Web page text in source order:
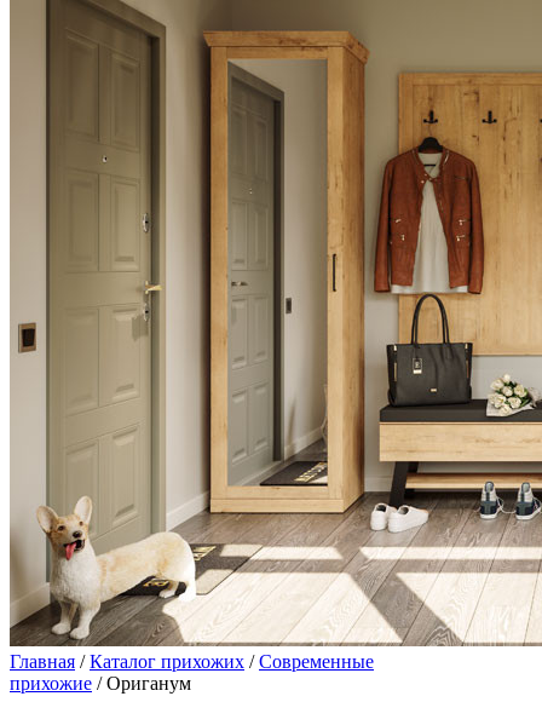
Главная /Каталог прихожих /Современные
прихожие / Ориганум